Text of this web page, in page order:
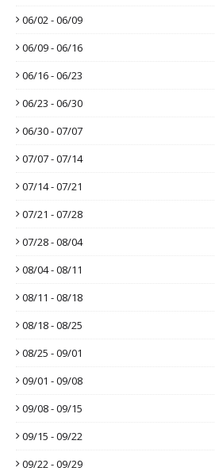
06/02 - 06/09
06/09 - 06/16
06/16 - 06/23
06/23 - 06/30
06/30 - 07/07
07/07 - 07/14
07/14 - 07/21
07/21 - 07/28
07/28 - 08/04
08/04 - 08/11
08/11 - 08/18
08/18 - 08/25
08/25 - 09/01
09/01 - 09/08
09/08 - 09/15
09/15 - 09/22
09/22 - 09/29